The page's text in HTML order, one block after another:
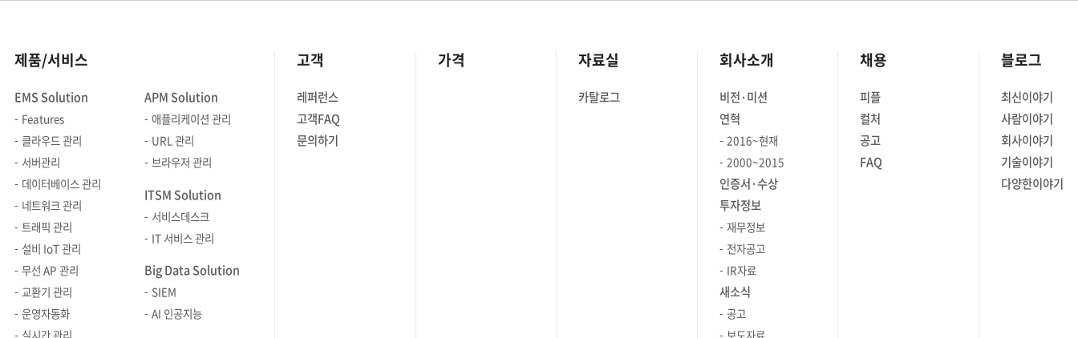
제품/서비스
EMS Solution
Features
클라우드 관리
서버관리
데이터베이스 관리
네트워크 관리
트래픽 관리
설비 IoT 관리
무선 AP 관리
교환기 관리
운영자동화
APM Solution
애플리케이션 관리
URL 관리
브라우저 관리
ITSM Solution
서비스데스크
IT 서비스 관리
Big Data Solution
SIEM
AI 인공지능
고객
레퍼런스
고객FAQ
문의하기
가격 자료실
카탈로그
회사소개
비전·미션
연혁
2016~현재
2000~2015
인증서·수상
투자정보
재무정보
전자공고
IR자료
새소식
공고
채용
피플
컬처
공고
FAQ
블로그
최신이야기
사람이야기
회사이야기
기술이야기
다양한이야기